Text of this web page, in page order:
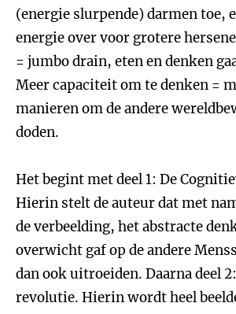
(energie slurpende) darmen toe,
energie over voor grotere
= jumbo drain, eten en denken
Meer capaciteit om te denken =
manieren om de andere
doden.
Het begint met deel 1: De
Hierin stelt de auteur dat met
de verbeelding, het abstracte
overwicht gaf op de andere
dan ook uitroeiden. Daarna deel
revolutie. Hierin wordt heel